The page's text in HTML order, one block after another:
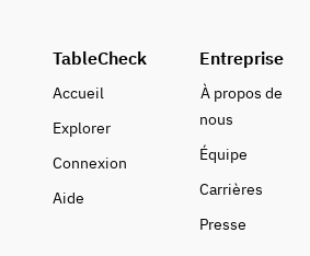
TableCheck
Accueil
Explorer
Connexion
Aide
Entreprise
À propos de
nous
Équipe
Carrières
Presse